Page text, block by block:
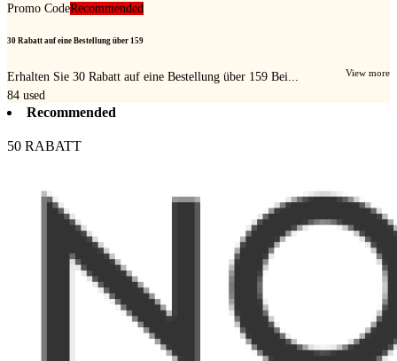
Promo CodeRecommended
30 Rabatt auf eine Bestellung über 159
Erhalten Sie 30 Rabatt auf eine Bestellung über 159 Bei... View more
84 used
Recommended
50 RABATT